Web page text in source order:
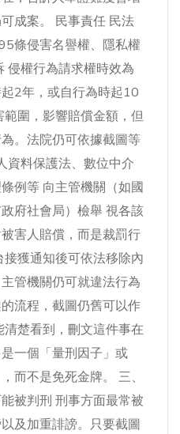
成案。 民事責任 民法
條侵害名譽權、隱私權
侵權行為請求權時效為
2年，或自行為時起10
圍，影響賠償金額，但
。法院仍可依據截圖等
資料保護法、數位中介
例等 向主管機關（如國
府社會局）檢舉 視各該
害人賠償，而是裁罰行
獲通知後可依法移除內
管機關仍可就違法行為
流程，截圖仍舊可以作
楚看到，刪文這件事在
一個「量刑因子」或
而不是免死金牌。 三、
被判刑 刑事方面最常被
及加重誹謗。只要截圖